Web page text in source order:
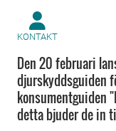
KONTAKT
Den 20 februari
djurskyddsguiden
konsumentguiden
detta bjuder de in